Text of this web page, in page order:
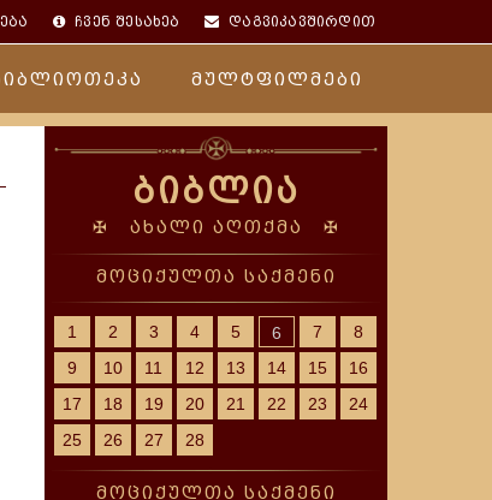
ჩვენ შესახებ დაგვიკავშირდით
მულტფილმები
ბიბლია
✠ ახალი აღთქმა ✠
მოციქულთა საქმენი
1 2 3 4 5 6 7
8
9
10 11 12 13 14 15
16
17
18 19 20 21 22 23
24
25
26 27 28
მოციქულთა საქმენი